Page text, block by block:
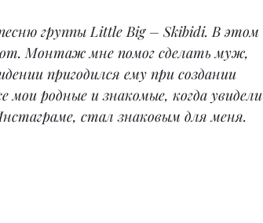
группы Little Big – Skibidi. В этом
Монтаж мне помог сделать муж,
пригодился ему при создании
родные и знакомые, когда увидели
стал знаковым для меня.